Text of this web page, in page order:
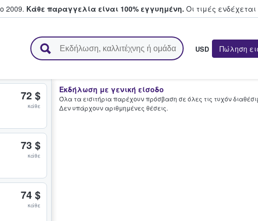
2009. Κάθε παραγγελία είναι 100% εγγυημένη. Οι τιμές
πουλούν εισιτήρια USD Πώληση
72 $
κάθε
73 $
κάθε
74 $
κάθε
Εκδήλωση με γενική είσοδο
Όλα τα εισιτήρια παρέχουν πρόσβαση σε όλες τις τυχόν
Δεν υπάρχουν αριθμημένες θέσεις.